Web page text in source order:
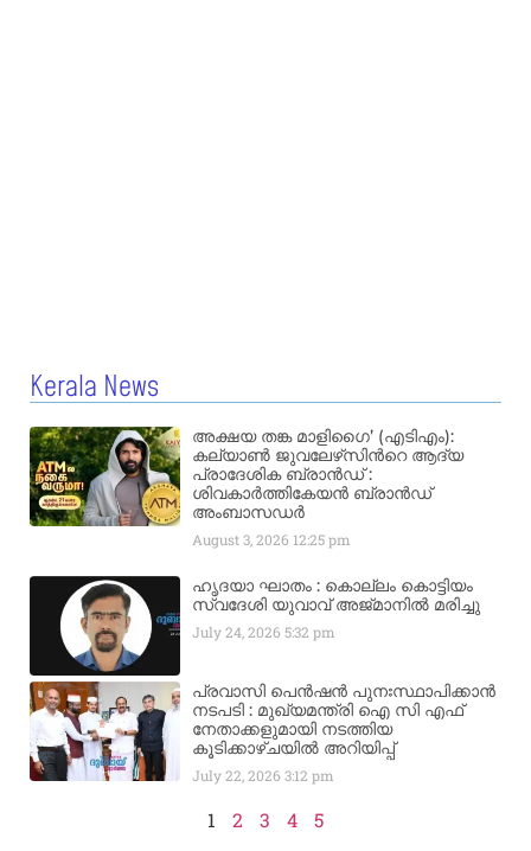
Kerala News
അക്ഷയ തങ്ക മാളിഗൈ’ (എടിഎം):
കല്യാണ്‍ ജുവലേഴ്‌സിന്‍റെ ആദ്യ
പ്രാദേശിക ബ്രാന്‍ഡ് :
ശിവകാര്‍ത്തികേയന്‍ ബ്രാന്‍ഡ്
അംബാസഡര്‍
August 3, 2026 12:25 pm
ഹൃദയാ ഘാതം : കൊല്ലം കൊട്ടിയം
സ്വദേശി യുവാവ് അജ്മാനിൽ മരിച്ചു
July 24, 20265:32 pm
പ്രവാസി പെൻഷൻ പുനഃസ്ഥാപിക്കാൻ
നടപടി : മുഖ്യമന്ത്രി ഐ സി എഫ്
നേതാക്കളുമായി നടത്തിയ
കൂടിക്കാഴ്ചയിൽ അറിയിപ്പ്
July 22, 20263:12 pm
1 2 3 4 5